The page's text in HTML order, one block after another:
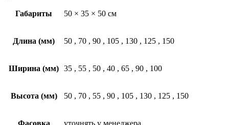
Габариты 50 × 35 × 50 см
Длина (мм) 50 , 70 , 90 , 105 , 130 , 125 , 150
Ширина (мм) 35 , 55 , 50 , 40 , 65 , 90 , 100
Высота (мм) 50 , 70 , 55 , 90 , 105 , 130 , 125 , 150